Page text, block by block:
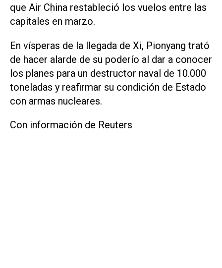
que Air China restableció los vuelos entre las
capitales en marzo.
En ‌vísperas de la llegada ⁠de Xi, Pionyang trató
de hacer alarde de su poderío al dar a conocer
los planes para un destructor naval ​de 10.000
toneladas y reafirmar su condición de Estado
con armas nucleares.
Con información de Reuters